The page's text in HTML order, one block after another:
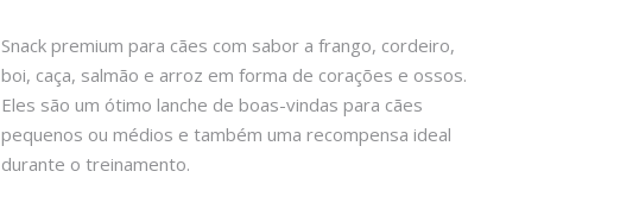
Snack premium para cães com sabor a frango, cordeiro,
boi, caça, salmão e arroz em forma de corações e ossos.
Eles são um ótimo lanche de boas-vindas para cães
pequenos ou médios e também uma recompensa ideal
durante o treinamento.